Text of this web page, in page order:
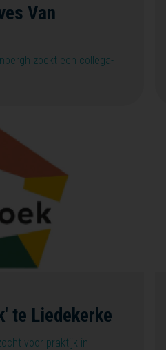
Van
zoekt een collega-
te Liedekerke
voor praktijk in